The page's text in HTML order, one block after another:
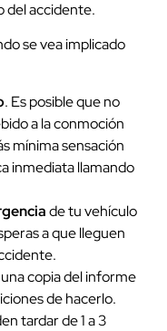
del accidente.
se vea implicado
. Es posible que no
a la conmoción
mínima sensación
inmediata llamando
de tu vehículo
a que lleguen
copia del informe
de hacerlo.
tardar de 1 a 3